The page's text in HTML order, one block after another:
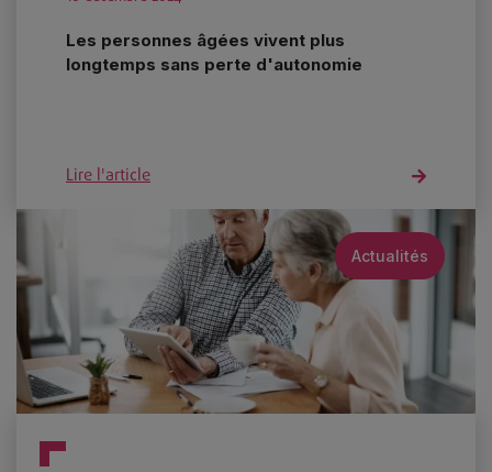
Les personnes âgées vivent plus
longtemps sans perte d'autonomie
Lire l'article
Actualités